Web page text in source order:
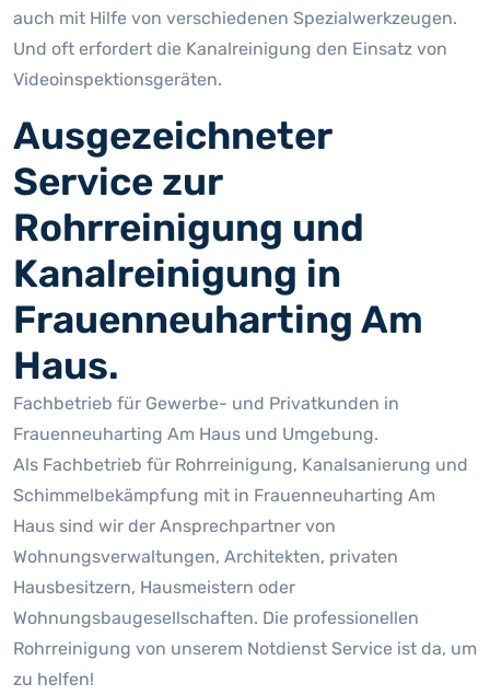
auch mit Hilfe von verschiedenen Spezialwerkzeugen.
Und oft erfordert die Kanalreinigung den Einsatz von
Videoinspektionsgeräten.
Ausgezeichneter
Service zur
Rohrreinigung und
Kanalreinigung in
Frauenneuharting Am
Haus.
Fachbetrieb für Gewerbe- und Privatkunden in
Frauenneuharting Am Haus und Umgebung.
Als Fachbetrieb für Rohrreinigung, Kanalsanierung und
Schimmelbekämpfung mit in Frauenneuharting Am
Haus sind wir der Ansprechpartner von
Wohnungsverwaltungen, Architekten, privaten
Hausbesitzern, Hausmeistern oder
Wohnungsbaugesellschaften. Die professionellen
Rohrreinigung von unserem Notdienst Service ist da, um
zu helfen!